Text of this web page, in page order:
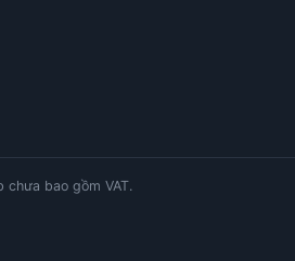
bao gồm VAT.